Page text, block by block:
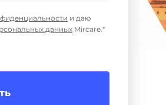
и даю
данных Mircare.*